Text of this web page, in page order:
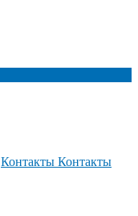
Контакты Контакты